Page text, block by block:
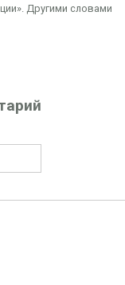
Другими словами